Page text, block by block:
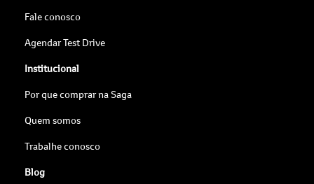
Fale conosco
Agendar Test Drive
Institucional
Por que comprar na Saga
Quem somos
Trabalhe conosco
Blog